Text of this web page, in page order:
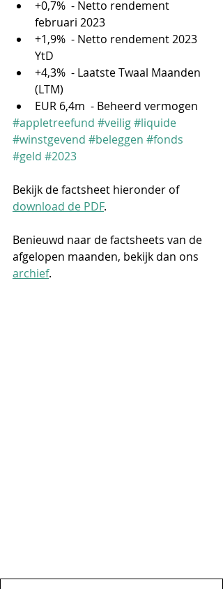
+0,7%  - Netto rendement
februari 2023
+1,9%  - Netto rendement 2023
YtD
+4,3%  - Laatste Twaal Maanden
(LTM)
EUR 6,4m  - Beheerd vermogen
#appletreefund #veilig#liquide
#winstgevend #beleggen #fonds
#geld #2023
Bekijk de factsheet hieronder of
download de PDF.
Benieuwd naar de factsheets van de
afgelopen maanden, bekijk dan ons
archief.